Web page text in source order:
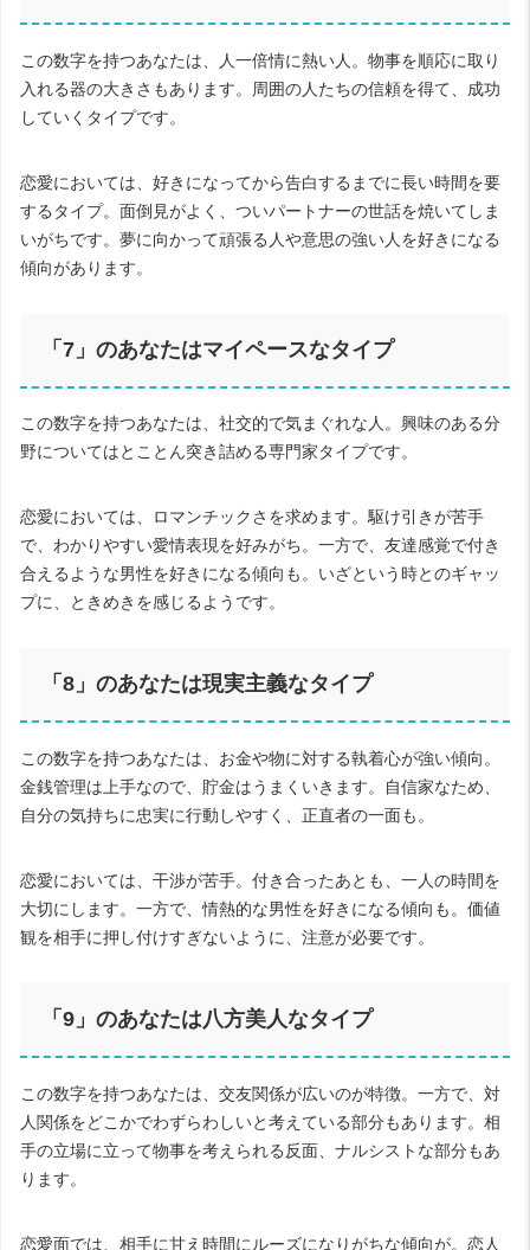
この数字を持つあなたは、人一倍情に熱い人。物事を順応に取り
入れる器の大きさもあります。周囲の人たちの信頼を得て、成功
していくタイプです。
恋愛においては、好きになってから告白するまでに長い時間を要
するタイプ。面倒見がよく、ついパートナーの世話を焼いてしま
いがちです。夢に向かって頑張る人や意思の強い人を好きになる
傾向があります。
「 7」のあなたはマイペースなタイプ
この数字を持つあなたは、社交的で気まぐれな人。興味のある分
野についてはとことん突き詰める専門家タイプです。
恋愛においては、ロマンチックさを求めます。駆け引きが苦手
で、わかりやすい愛情表現を好みがち。一方で、友達感覚で付き
合えるような男性を好きになる傾向も。いざという時とのギャッ
プに、ときめきを感じるようです。
「 8」のあなたは現実主義なタイプ
この数字を持つあなたは、お金や物に対する執着心が強い傾向。
金銭管理は上手なので、貯金はうまくいきます。自信家なため、
自分の気持ちに忠実に行動しやすく、正直者の一面も。
恋愛においては、干渉が苦手。付き合ったあとも、一人の時間を
大切にします。一方で、情熱的な男性を好きになる傾向も。価値
観を相手に押し付けすぎないように、注意が必要です。
「 9」のあなたは八方美人なタイプ
この数字を持つあなたは、交友関係が広いのが特徴。一方で、対
人関係をどこかでわずらわしいと考えている部分もあります。相
手の立場に立って物事を考えられる反面、ナルシストな部分もあ
ります。
恋愛面では、相手に甘え時間にルーズになりがちな傾向が。恋人